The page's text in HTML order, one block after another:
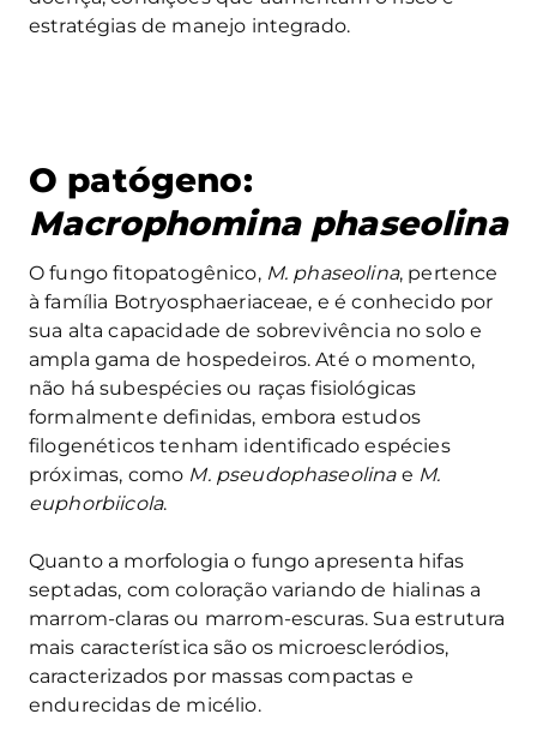
estratégias de manejo integrado.
O patógeno:
Macrophomina phaseolina
O fungo fitopatogênico, M. phaseolina, pertence
à família Botryosphaeriaceae, e é conhecido por
sua alta capacidade de sobrevivência no solo e
ampla gama de hospedeiros. Até o momento,
não há subespécies ou raças fisiológicas
formalmente definidas, embora estudos
filogenéticos tenham identificado espécies
próximas, como M. pseudophaseolinae M.
euphorbiicola.
Quanto a morfologia o fungo apresenta hifas
septadas, com coloração variando de hialinas a
marrom-claras ou marrom-escuras. Sua estrutura
mais característica são os microescleródios,
caracterizados por massas compactas e
endurecidas de micélio.